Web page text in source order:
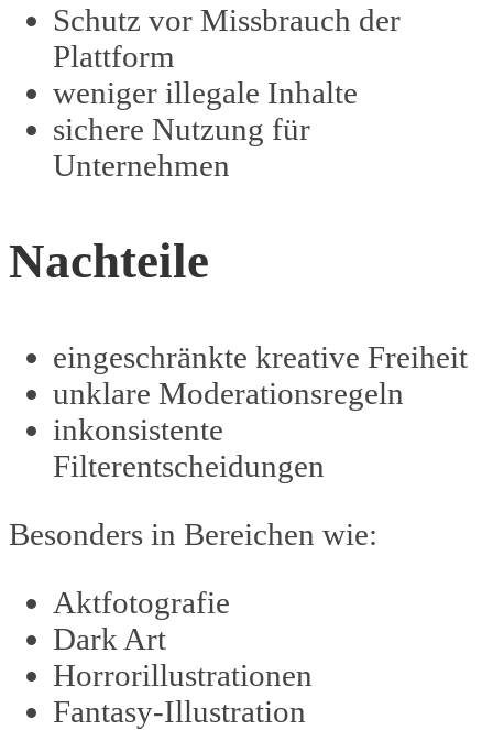
Schutz vor Missbrauch der
Plattform
weniger illegale Inhalte
sichere Nutzung für
Unternehmen
Nachteile
eingeschränkte kreative Freiheit
unklare Moderationsregeln
inkonsistente
Filterentscheidungen
Besonders in Bereichen wie:
Aktfotografie
Dark Art
Horrorillustrationen
Fantasy-Illustration